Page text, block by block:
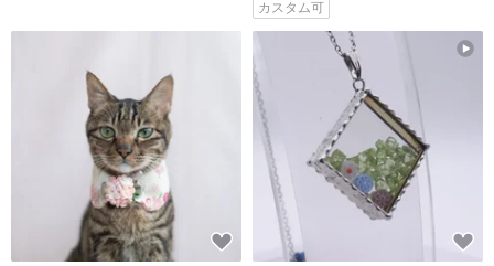
カスタム可